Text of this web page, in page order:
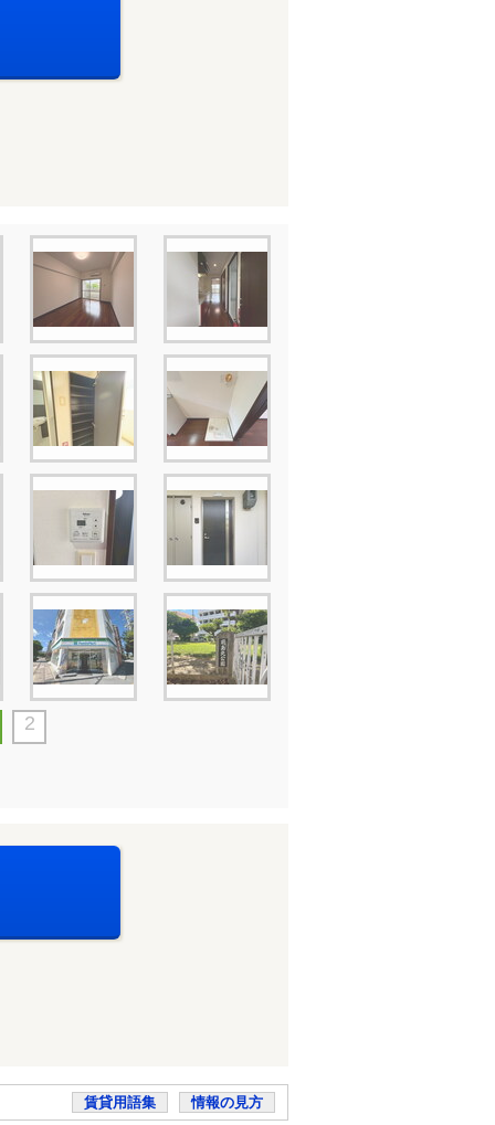
2
賃貸用語集 情報の見方